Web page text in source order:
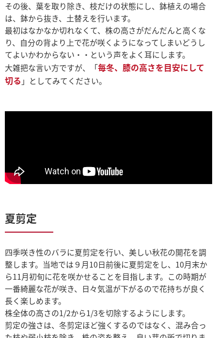
その後、葉を取り除き、枝だけの状態にし、鉢植えの場合
は、鉢から抜き、土替えを行います。
最初はなかなか切れなくて、株の高さがだんだんと高くな
り、自分の背より上で花が咲くようになってしまいどうし
てよいかわからない・・という声をよく耳にします。
大雑把な言い方ですが、「毎冬、膝の高さを目安にして
切る 」としてみてください。
夏剪定
四季咲き性のバラに夏剪定を行い、美しい秋花の開花を調
整します。当地では９月10日前後に夏剪定をし、10月末か
ら11月初旬に花を咲かせることを目指します。この時期が
一番綺麗な花が咲き、日々気温が下がるので花持ちが良く
長く楽しめます。
株全体の高さの1/2から1/3を切除するようにします。
剪定の強さは、冬剪定ほど強くするのではなく、混み合っ